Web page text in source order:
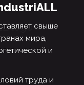
свыше
мира,
и
труда и